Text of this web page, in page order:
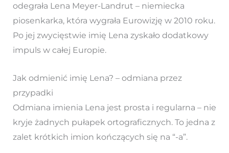
odegrała Lena Meyer-Landrut – niemiecka
piosenkarka, która wygrała Eurowizję w 2010 roku.
Po jej zwycięstwie imię Lena zyskało dodatkowy
impuls w całej Europie.
Jak odmienić imię Lena? – odmiana przez
przypadki
Odmiana imienia Lena jest prosta i regularna – nie
kryje żadnych pułapek ortograficznych. To jedna z
zalet krótkich imion kończących się na “-a”.